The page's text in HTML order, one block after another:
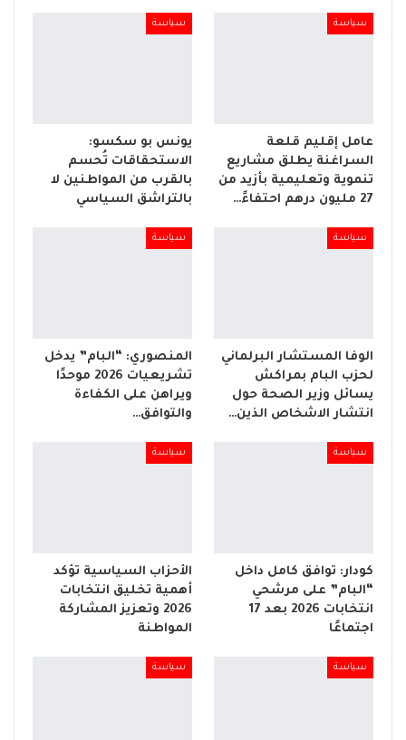
سياسة
عامل إقليم قلعة
السراغنة يطلق مشاريع
تنموية وتعليمية بأزيد من
27 مليون درهم احتفاءً…
سياسة
يونس بو سكسو:
الاستحقاقات تُحسم
بالقرب من المواطنين لا
بالتراشق السياسي
سياسة
الوفا المستشار البرلماني
لحزب البام بمراكش
يسائل وزير الصحة حول
انتشار الاشخاص الذين…
سياسة
المنصوري: “البام” يدخل
تشريعيات 2026 موحدًا
ويراهن على الكفاءة
والتوافق…
سياسة
كودار: توافق كامل داخل
“البام” على مرشحي
انتخابات 2026 بعد 17
اجتماعًا
سياسة
الأحزاب السياسية تؤكد
أهمية تخليق انتخابات
2026 وتعزيز المشاركة
المواطنة
سياسة سياسة